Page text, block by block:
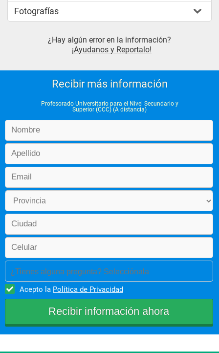
Fotografías
¿Hay algún error en la información?
¡Ayudanos y Reportalo!
Recibir más información
Profesorado Universitario para el Nivel Secundario y
Superior (CCC) (A distancia)
¿Tienes alguna pregunta? Selecciónala
Acepto la Política de Privacidad